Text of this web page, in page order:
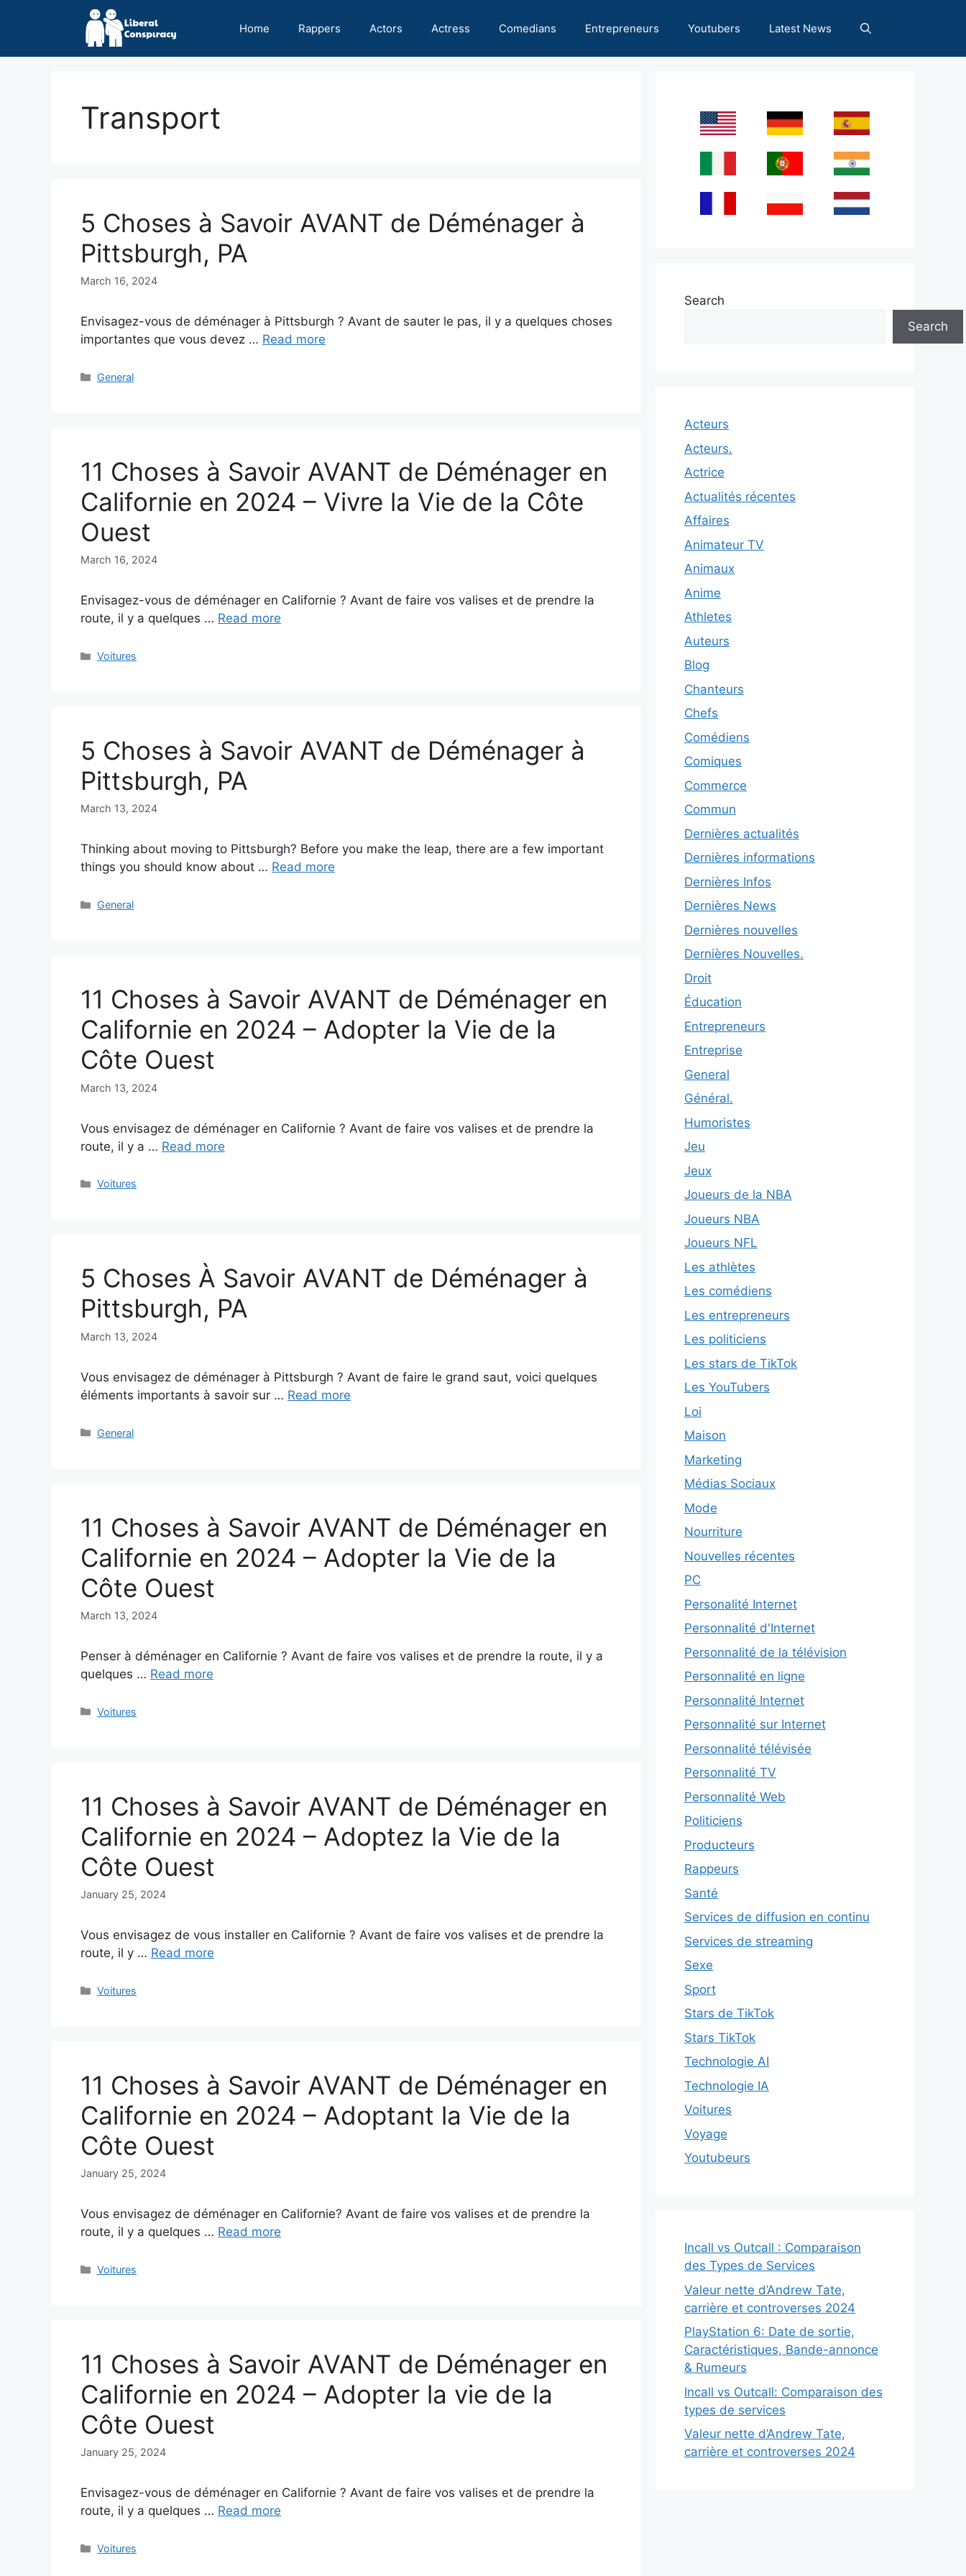
Home Rappers Actors Actress Comedians Entrepreneurs Youtubers Latest News
Transport
5 Choses à Savoir AVANT de Déménager à
Pittsburgh, PA
March 16, 2024
Envisagez-vous de déménager à Pittsburgh ? Avant de sauter le pas, il y a quelques choses
importantes que vous devez … Read more
Categories
General
11 Choses à Savoir AVANT de Déménager en
Californie en 2024 – Vivre la Vie de la Côte
Ouest
March 16, 2024
Envisagez-vous de déménager en Californie ? Avant de faire vos valises et de prendre la
route, il y a quelques … Read more
Categories
Voitures
5 Choses à Savoir AVANT de Déménager à
Pittsburgh, PA
March 13, 2024
Thinking about moving to Pittsburgh? Before you make the leap, there are a few important
things you should know about … Read more
Categories
General
11 Choses à Savoir AVANT de Déménager en
Californie en 2024 – Adopter la Vie de la
Côte Ouest
March 13, 2024
Vous envisagez de déménager en Californie ? Avant de faire vos valises et de prendre la
route, il y a … Read more
Categories
Voitures
5 Choses À Savoir AVANT de Déménager à
Pittsburgh, PA
March 13, 2024
Vous envisagez de déménager à Pittsburgh ? Avant de faire le grand saut, voici quelques
éléments importants à savoir sur … Read more
Categories
General
11 Choses à Savoir AVANT de Déménager en
Californie en 2024 – Adopter la Vie de la
Côte Ouest
March 13, 2024
Penser à déménager en Californie ? Avant de faire vos valises et de prendre la route, il y a
quelques … Read more
Categories
Voitures
11 Choses à Savoir AVANT de Déménager en
Californie en 2024 – Adoptez la Vie de la
Côte Ouest
January 25, 2024
Vous envisagez de vous installer en Californie ? Avant de faire vos valises et de prendre la
route, il y … Read more
Categories
Voitures
11 Choses à Savoir AVANT de Déménager en
Californie en 2024 – Adoptant la Vie de la
Côte Ouest
January 25, 2024
Vous envisagez de déménager en Californie? Avant de faire vos valises et de prendre la
route, il y a quelques … Read more
Categories
Voitures
11 Choses à Savoir AVANT de Déménager en
Californie en 2024 – Adopter la vie de la
Côte Ouest
January 25, 2024
Envisagez-vous de déménager en Californie ? Avant de faire vos valises et de prendre la
route, il y a quelques … Read more
Categories
Voitures
Search
Search
Acteurs
Acteurs.
Actrice
Actualités récentes
Affaires
Animateur TV
Animaux
Anime
Athletes
Auteurs
Blog
Chanteurs
Chefs
Comédiens
Comiques
Commerce
Commun
Dernières actualités
Dernières informations
Dernières Infos
Dernières News
Dernières nouvelles
Dernières Nouvelles.
Droit
Éducation
Entrepreneurs
Entreprise
General
Général.
Humoristes
Jeu
Jeux
Joueurs de la NBA
Joueurs NBA
Joueurs NFL
Les athlètes
Les comédiens
Les entrepreneurs
Les politiciens
Les stars de TikTok
Les YouTubers
Loi
Maison
Marketing
Médias Sociaux
Mode
Nourriture
Nouvelles récentes
PC
Personalité Internet
Personnalité d'Internet
Personnalité de la télévision
Personnalité en ligne
Personnalité Internet
Personnalité sur Internet
Personnalité télévisée
Personnalité TV
Personnalité Web
Politiciens
Producteurs
Rappeurs
Santé
Services de diffusion en continu
Services de streaming
Sexe
Sport
Stars de TikTok
Stars TikTok
Technologie AI
Technologie IA
Voitures
Voyage
Youtubeurs
Incall vs Outcall : Comparaison
des Types de Services
Valeur nette d’Andrew Tate,
carrière et controverses 2024
PlayStation 6: Date de sortie,
Caractéristiques, Bande-annonce
& Rumeurs
Incall vs Outcall: Comparaison des
types de services
Valeur nette d’Andrew Tate,
carrière et controverses 2024